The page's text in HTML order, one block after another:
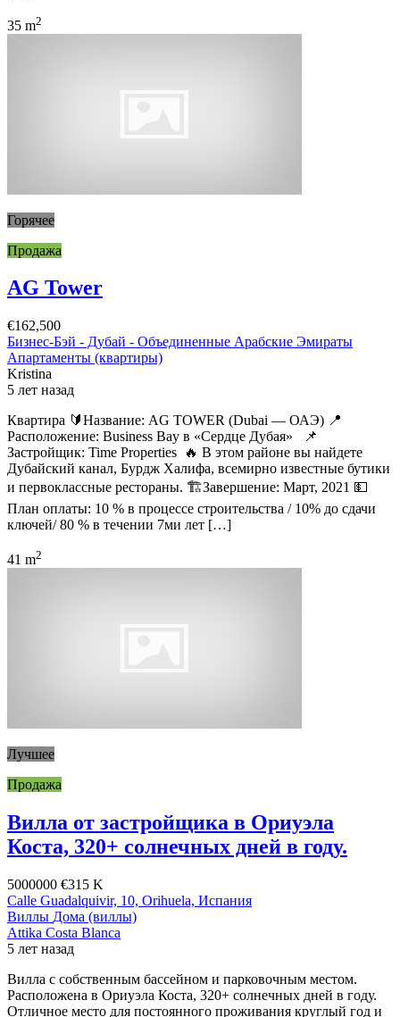
35 m2
Горячее
Продажа
AG Tower
€162,500
Бизнес-Бэй - Дубай - Объединенные Арабские Эмираты
Апартаменты (квартиры)
Kristina
5 лет назад
Квартира 🔰Название: AG TOWER (Dubai — ОАЭ) 📍
Расположение: Business Bay в «Сердце Дубая» 📌
Застройщик: Time Properties 🔥 В этом районе вы найдете
Дубайский канал, Бурдж Халифа, всемирно известные бутики
и первоклассные рестораны. 🏗Завершение: Март, 2021 💵
План оплаты: 10 % в процессе строительства / 10% до сдачи
ключей/ 80 % в течении 7ми лет […]
41 m2
Лучшее
Продажа
Вилла от застройщика в Ориуэла
Коста, 320+ солнечных дней в году.
5000000 €315 K
Calle Guadalquivir, 10, Orihuela, Испания
Виллы Дома (виллы)
Attika Costa Blanca
5 лет назад
Вилла с собственным бассейном и парковочным местом.
Расположена в Ориуэла Коста, 320+ солнечных дней в году.
Отличное место для постоянного проживания круглый год и